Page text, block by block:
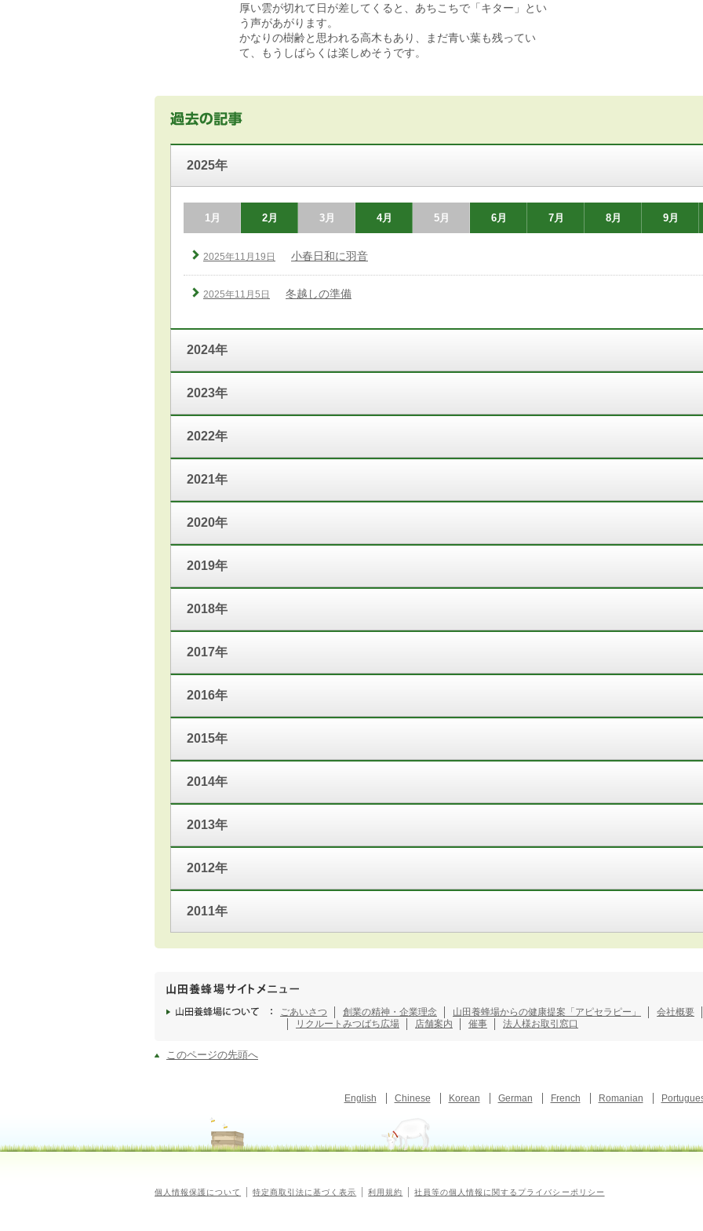
厚い雲が切れて日が差してくると、あちこちで「キター」とい
う声があがります。
かなりの樹齢と思われる高木もあり、まだ青い葉も残ってい
て、もうしばらくは楽しめそうです。
2025年
1月 2月 3月 4月 5月 6月 7月 8月 9月
2025年11月19日 小春日和に羽音
2025年11月5日 冬越しの準備
2024年
2023年
2022年
2021年
2020年
2019年
2018年
2017年
2016年
2015年
2014年
2013年
2012年
2011年
ごあいさつ 創業の精神・企業理念 山田養蜂場からの健康提案「アピセラピー」 会社概要
リクルート みつばち広場 店舗案内 催事 法人様お取引窓口
このページの先頭へ
English Chinese Korean German French Romanian
個人情報保護について 特定商取引法に基づく表示 利用規約 社員等の個人情報に関するプライバシーポリシー